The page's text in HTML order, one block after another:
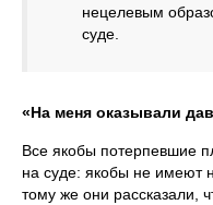
нецелевым
суде.
«На меня оказывали
Все якобы потерпевшие
на суде: якобы не имеют
тому же они рассказали,